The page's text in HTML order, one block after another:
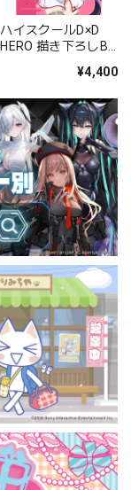
ハイスクールD×D
HERO 描き下ろしB2
朱乃/白ナース)Wス
¥4,400